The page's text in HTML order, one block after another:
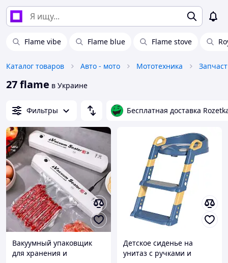
Flame vibe Flame blue Flame stove
Каталог товаров Авто - мото Мототехника
27 flame в Украине
Фильтры Бесплатная доставка
Вакуумный упаковщик
для хранения и
Детское сиденье на
унитаз с ручками и